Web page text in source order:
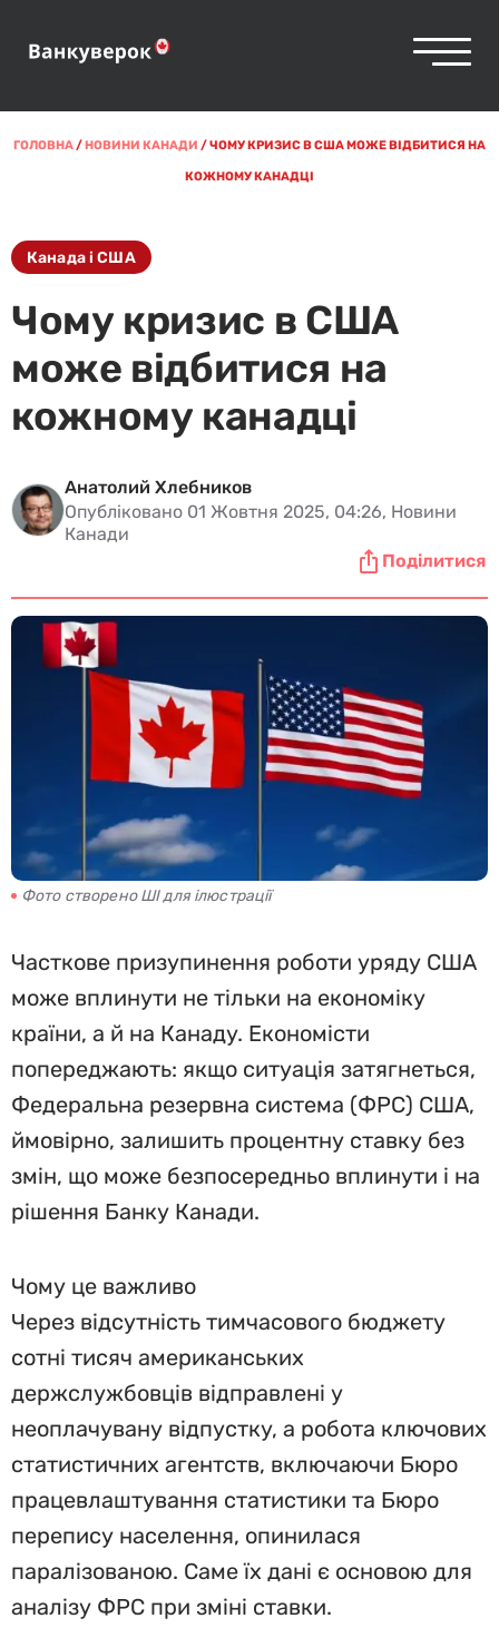
ГОЛОВНА/НОВИНИ КАНАДИ /ЧОМУ КРИЗИС В США МОЖЕ ВІДБИТИСЯ НА
КОЖНОМУ КАНАДЦІ
Канада і США
Чому кризис в США
може відбитися на
кожному канадці
Анатолий Хлебников
Опубліковано 01 Жовтня 2025, 04:26, Новини
Канади
Поділитися
Фото створено ШІ для ілюстрації
Часткове призупинення роботи уряду США
може вплинути не тільки на економіку
країни, а й на Канаду. Економісти
попереджають: якщо ситуація затягнеться,
Федеральна резервна система (ФРС) США,
ймовірно, залишить процентну ставку без
змін, що може безпосередньо вплинути і на
рішення Банку Канади.
Чому це важливо
Через відсутність тимчасового бюджету
сотні тисяч американських
держслужбовців відправлені у
неоплачувану відпустку, а робота ключових
статистичних агентств, включаючи Бюро
працевлаштування статистики та Бюро
перепису населення, опинилася
паралізованою. Саме їх дані є основою для
аналізу ФРС при зміні ставки.